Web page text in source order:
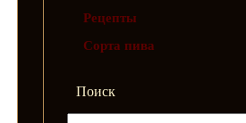
Рецепты
Сорта пива
Поиск